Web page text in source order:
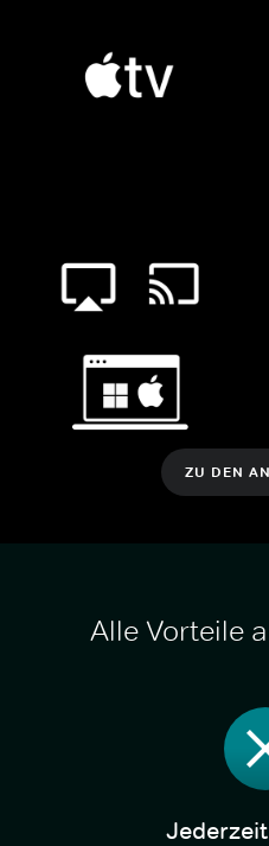
ZU DEN
Alle Vorteile